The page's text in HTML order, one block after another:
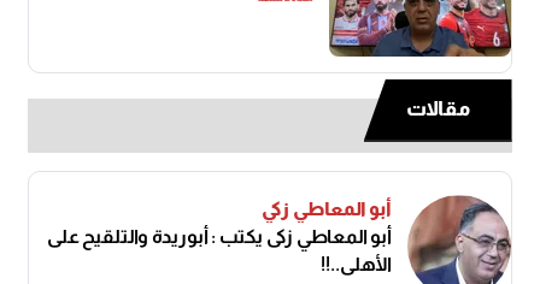
مقالات
أبو المعاطي زكي
أبو المعاطي زكى يكتب : أبوريدة والتلقيح على
الأهلى..!!